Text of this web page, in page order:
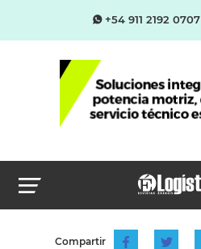
+54 911 2192 0707
Compartir